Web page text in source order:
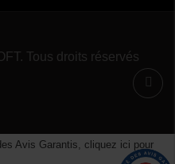
Tous droits réservés
Avis Garantis, cliquez ici pour